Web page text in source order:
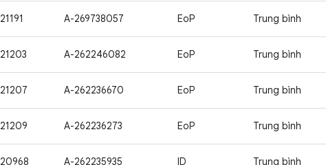
A-269738057 EoP Trung bình
A-262246082 EoP Trung bình
A-262236670 EoP Trung bình
A-262236273 EoP Trung bình
A-262235935 ID Trung bình